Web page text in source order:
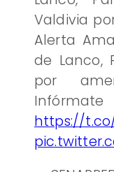
Valdivia
Alerta
de Lanco,
por
https://